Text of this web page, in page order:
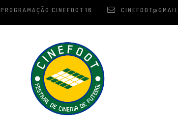
PROGRAMAÇÃO CINEFOOT 16